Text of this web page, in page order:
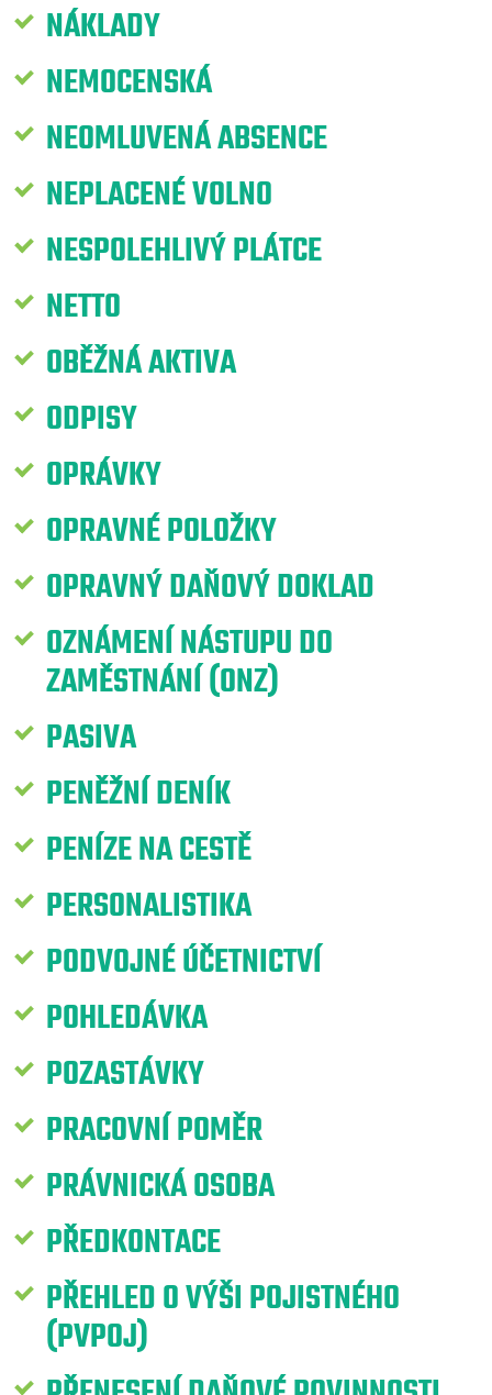
NÁKLADY
NEMOCENSKÁ
NEOMLUVENÁ ABSENCE
NEPLACENÉ VOLNO
NESPOLEHLIVÝ PLÁTCE
NETTO
OBĚŽNÁ AKTIVA
ODPISY
OPRÁVKY
OPRAVNÉ POLOŽKY
OPRAVNÝ DAŇOVÝ DOKLAD
OZNÁMENÍ NÁSTUPU DO
ZAMĚSTNÁNÍ (ONZ)
PASIVA
PENĚŽNÍ DENÍK
PENÍZE NA CESTĚ
PERSONALISTIKA
PODVOJNÉ ÚČETNICTVÍ
POHLEDÁVKA
POZASTÁVKY
PRACOVNÍ POMĚR
PRÁVNICKÁ OSOBA
PŘEDKONTACE
PŘEHLED O VÝŠI POJISTNÉHO
(PVPOJ)